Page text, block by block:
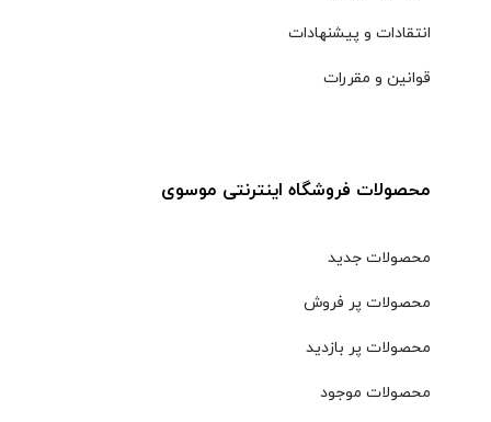
انتقادات و پیشنهادات
قوانین و مقررات
محصولات فروشگاه اینترنتی موسوی
محصولات جدید
محصولات پر فروش
محصولات پر بازدید
محصولات موجود